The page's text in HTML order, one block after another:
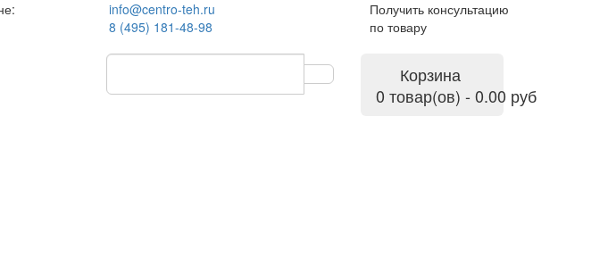
info@centro-teh.ru
8 (495) 181-48-98
Получить консультацию
по товару
Корзина
0 товар(ов) - 0.00 руб